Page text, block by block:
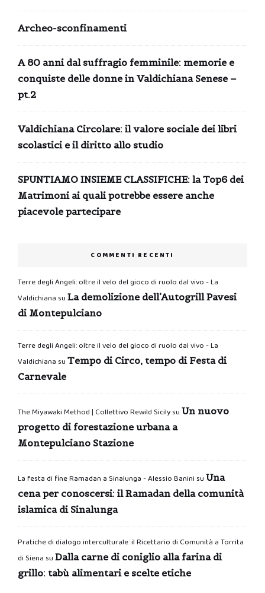
Archeo-sconfinamenti
A 80 anni dal suffragio femminile: memorie e
conquiste delle donne in Valdichiana Senese –
pt.2
Valdichiana Circolare: il valore sociale dei libri
scolastici e il diritto allo studio
SPUNTIAMO INSIEME CLASSIFICHE: la Top6 dei
Matrimoni ai quali potrebbe essere anche
piacevole partecipare
COMMENTI RECENTI
Terre degli Angeli: oltre il velo del gioco di ruolo dal vivo - La
Valdichiana su La demolizione dell’Autogrill Pavesi
di Montepulciano
Terre degli Angeli: oltre il velo del gioco di ruolo dal vivo - La
Valdichiana su Tempo di Circo, tempo di Festa di
Carnevale
The Miyawaki Method | Collettivo Rewild Sicilysu Un nuovo
progetto di forestazione urbana a
Montepulciano Stazione
La festa di fine Ramadan a Sinalunga - Alessio Banini su Una
cena per conoscersi: il Ramadan della comunità
islamica di Sinalunga
Pratiche di dialogo interculturale: il Ricettario di Comunità a Torrita
di Siena su Dalla carne di coniglio alla farina di
grillo: tabù alimentari e scelte etiche